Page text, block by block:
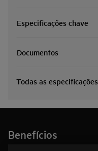
Especificações chave
Documentos
Todas as especificações
Benefícios